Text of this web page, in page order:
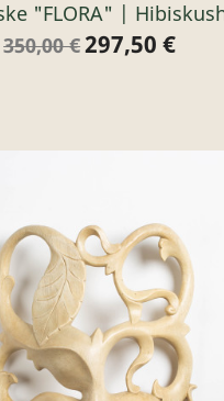
"FLORA" |
Verkaufspreis
350,00 € Preis
297,50 €